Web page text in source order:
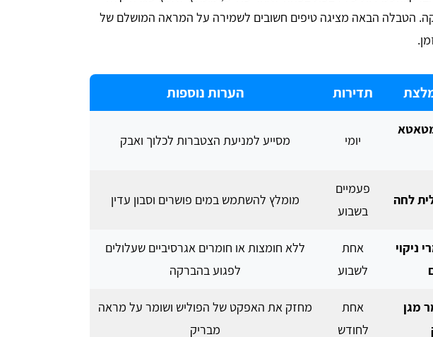
הטבלה הבאה מציגה טיפים חשובים לשמירה על המראה המושלם של
תדירות הערות נוספות
יומי מסייע למניעת הצטברות לכלוך ואבק
לחה
פעמיים
בשבוע
מומלץ להשתמש במים פושרים וסבון עדין
ניקוי
אחת
לשבוע
ללא חומצות או חומרים אגרסיביים שעלולים
לפגוע בהברקה
מגן
אחת
לחודש
מחזק את האפקט של הפוליש ושומר על מראה
מבריק